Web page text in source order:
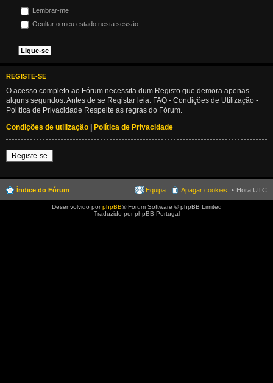
Lembrar-me
Ocultar o meu estado nesta sessão
REGISTE-SE
O acesso completo ao Fórum necessita dum Registo que demora apenas
alguns segundos. Antes de se Registar leia: FAQ - Condições de Utilização -
Política de Privacidade Respeite as regras do Fórum.
Condições de utilização | Política de Privacidade
Registe-se
Índice do Fórum Hora UTC
Apagar cookies
Equipa
Desenvolvido porphpBB® Forum Software © phpBB Limited
Traduzido por phpBB Portugal